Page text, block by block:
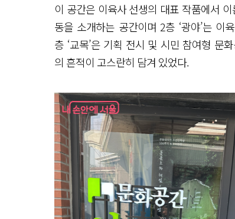
이 공간은 이육사 선생의 대표 작품에서
동을 소개하는 공간이며 2층 ‘광야’는
층 ‘교목’은 기획 전시 및 시민 참여형 문
의 흔적이 고스란히 담겨 있었다.